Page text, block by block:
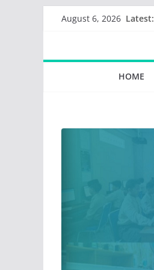
August 6, 2026 Latest:
HOME